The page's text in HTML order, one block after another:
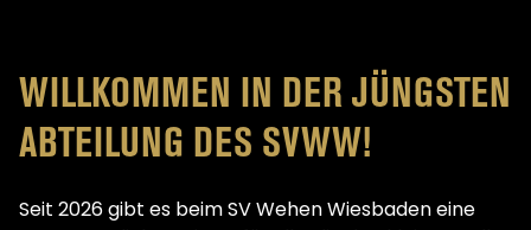
WILLKOMMEN IN DER JÜNGSTEN
ABTEILUNG DES SVWW!
Seit 2026 gibt es beim SV Wehen Wiesbaden eine